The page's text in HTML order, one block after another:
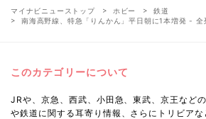
マイナビニューストップ ホビー
鉄道
南海高野線、特急「りんかん」平日朝に1本増発 - 全
このカテゴリーについて
JRや、京急、西武、小田急、東武、京王など
や鉄道に関する耳寄り情報、さらにトリビア